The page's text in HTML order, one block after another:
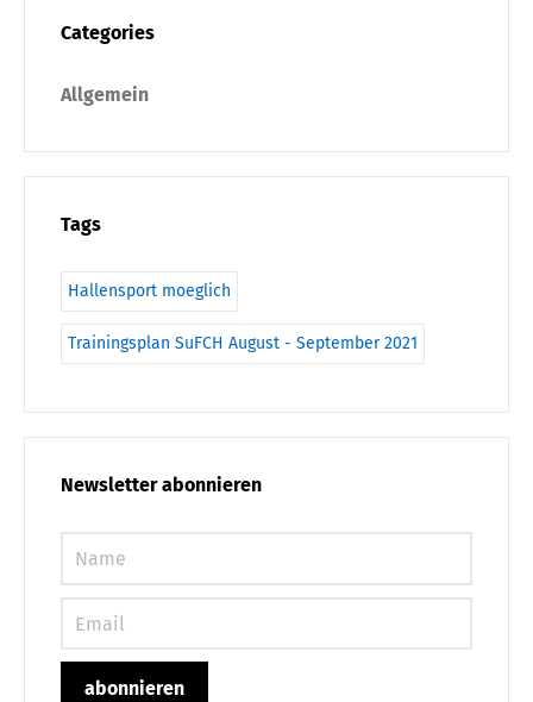
Categories
Allgemein
Tags
Hallensport moeglich
Trainingsplan SuFCH August - September 2021
Newsletter abonnieren